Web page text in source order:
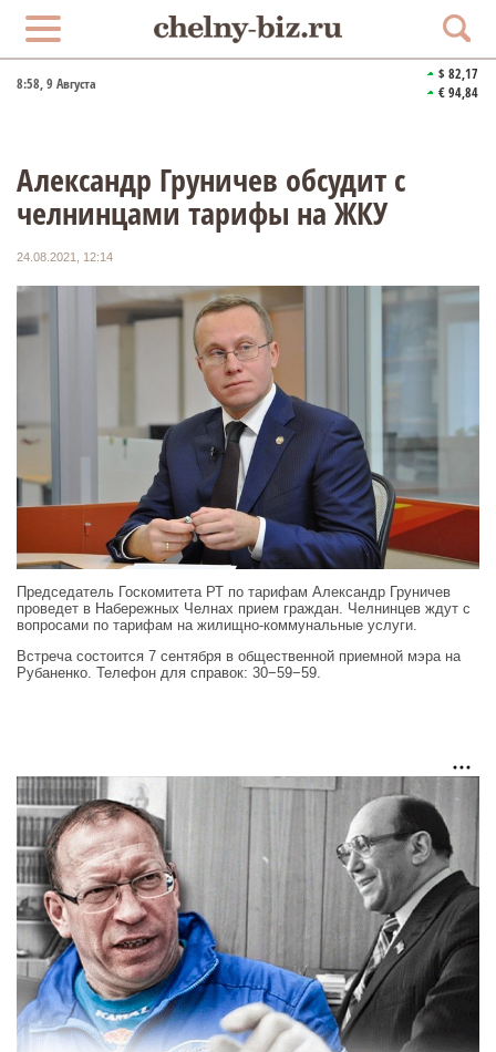
8:58, 9 Августа
$ 82,17
€ 94,84
Александр Груничев обсудит с
челнинцами тарифы на ЖКУ
24.08.2021, 12:14
Председатель Госкомитета РТ по тарифам Александр Груничев
проведет в Набережных Челнах прием граждан. Челнинцев ждут с
вопросами по тарифам на жилищно-коммунальные услуги.
Встреча состоится 7 сентября в общественной приемной мэра на
Рубаненко. Телефон для справок: 30−59−59.